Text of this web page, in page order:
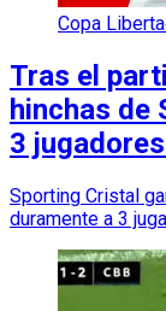
Copa
Tras el
hinchas de
3
Sporting Cristal
duramente a 3